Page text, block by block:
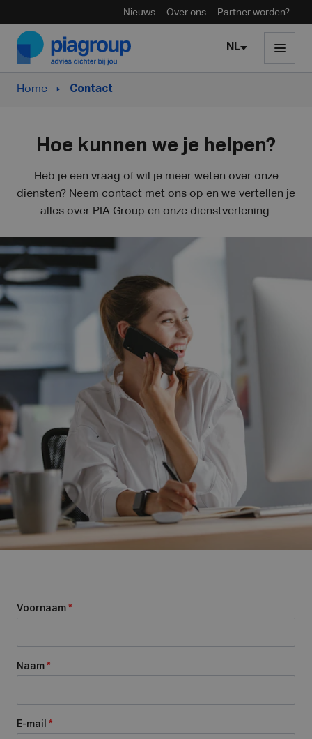
Nieuws Over ons Partner worden?
Skip to content
NL
Home Contact
Hoe kunnen we je helpen?
Heb je een vraag of wil je meer weten over onze
diensten? Neem contact met ons op en we vertellen je
alles over PIA Group en onze dienstverlening.
Voornaam *
Naam *
E-mail *